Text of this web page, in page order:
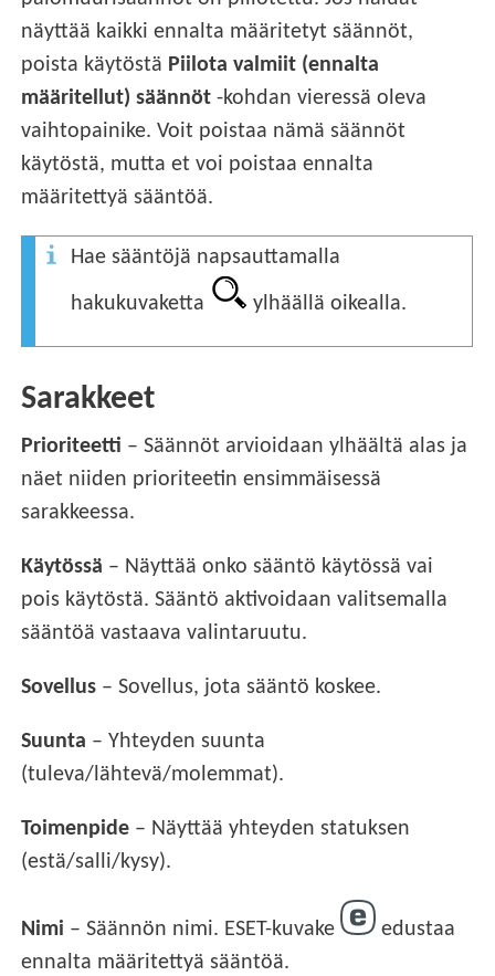
näyttää kaikki ennalta määritetyt säännöt,
poista käytöstä Piilota valmiit (ennalta
määritellut) säännöt -kohdan vieressä oleva
vaihtopainike. Voit poistaa nämä säännöt
käytöstä, mutta et voi poistaa ennalta
määritettyä sääntöä.
Hae sääntöjä napsauttamalla
hakukuvaketta ylhäällä oikealla.
Sarakkeet
Prioriteetti – Säännöt arvioidaan ylhäältä alas ja
näet niiden prioriteetin ensimmäisessä
sarakkeessa.
Käytössä – Näyttää onko sääntö käytössä vai
pois käytöstä. Sääntö aktivoidaan valitsemalla
sääntöä vastaava valintaruutu.
Sovellus – Sovellus, jota sääntö koskee.
Suunta – Yhteyden suunta
(tuleva/lähtevä/molemmat).
Toimenpide – Näyttää yhteyden statuksen
(estä/salli/kysy).
Nimi – Säännön nimi. ESET-kuvake
edustaa
ennalta määritettyä sääntöä.